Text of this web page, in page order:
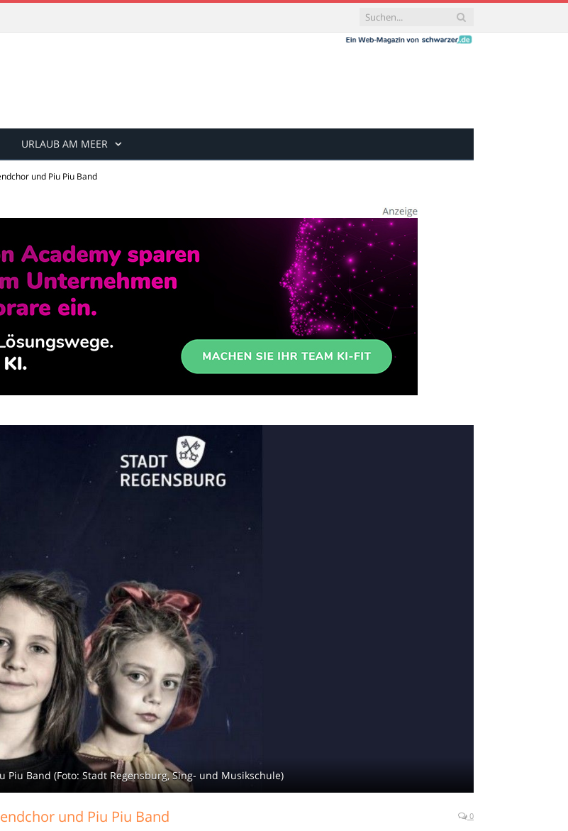
URLAUB AM MEER
und Piu Piu Band
Band (Foto: Stadt Regensburg, Sing- und Musikschule)
und Piu Piu Band 0